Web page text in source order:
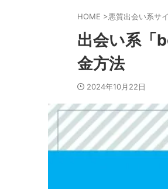
HOME >悪質出会い系サ
出会い系「
金方法
2024年10月22日